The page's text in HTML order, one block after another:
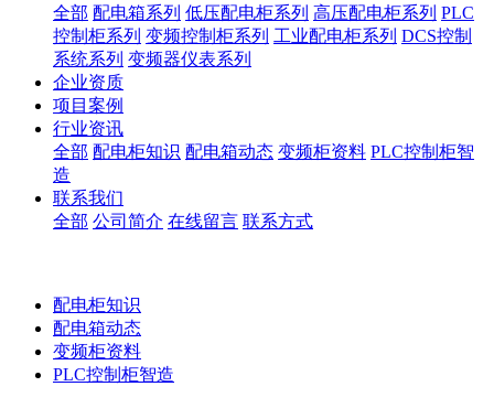
全部 配电箱系列 低压配电柜系列 高压配电柜系列 PLC
控制柜系列 变频控制柜系列 工业配电柜系列 DCS控制
系统系列 变频器仪表系列
企业资质
项目案例
行业资讯
全部 配电柜知识 配电箱动态 变频柜资料 PLC控制柜智
造
联系我们
全部 公司简介 在线留言 联系方式
配电柜知识
配电箱动态
变频柜资料
PLC控制柜智造